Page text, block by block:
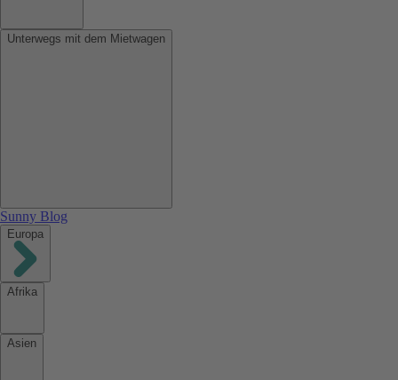
Unterwegs mit dem Mietwagen
Sunny Blog
Europa
Afrika
Asien